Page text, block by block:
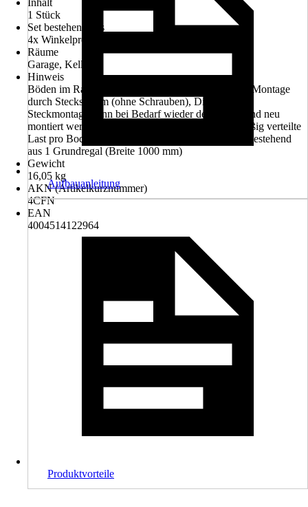
Inhalt
1 Stück
Set bestehend aus
4x Winkelprofil geteilt, 6 Fachböden, 4x PVC-Fuß
Räume
Garage, Keller
Hinweis
Böden im Raster von 100 mm verstellbar, Einfache Montage
durch Stecksystem (ohne Schrauben), Die einfache
Steckmontage kann bei Bedarf wieder demontiert und neu
montiert werden., Die Angaben gelten für gleichmäßig verteilte
Last pro Boden bei Befestigung an der Wand., Set bestehend
aus 1 Grundregal (Breite 1000 mm)
Gewicht
16,05 kg
AKN (Artikelkurznummer)
4CFN
EAN
4004514122964
Aufbauanleitung
Produktvorteile